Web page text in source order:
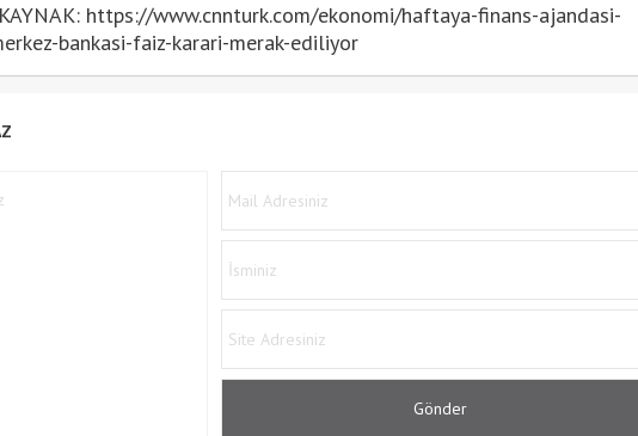
https://www.cnnturk.com/ekonomi/haftaya-finans-ajandasi-
bankasi-faiz-karari-merak-ediliyor